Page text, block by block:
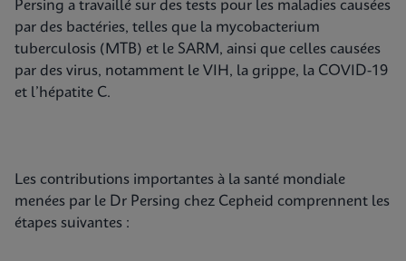
Persing a travaillé sur des tests pour les maladies causées
par des bactéries, telles que la mycobacterium
tuberculosis (MTB) et le SARM, ainsi que celles causées
par des virus, notamment le VIH, la grippe, la COVID-19
et l’hépatite C.
Les contributions importantes à la santé mondiale
menées par le Dr Persing chez Cepheid comprennent les
étapes suivantes :